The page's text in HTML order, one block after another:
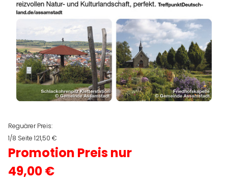
Reguärer Preis:
1/8 Seite 121,50 €
Promotion Preis nur
49,00 €